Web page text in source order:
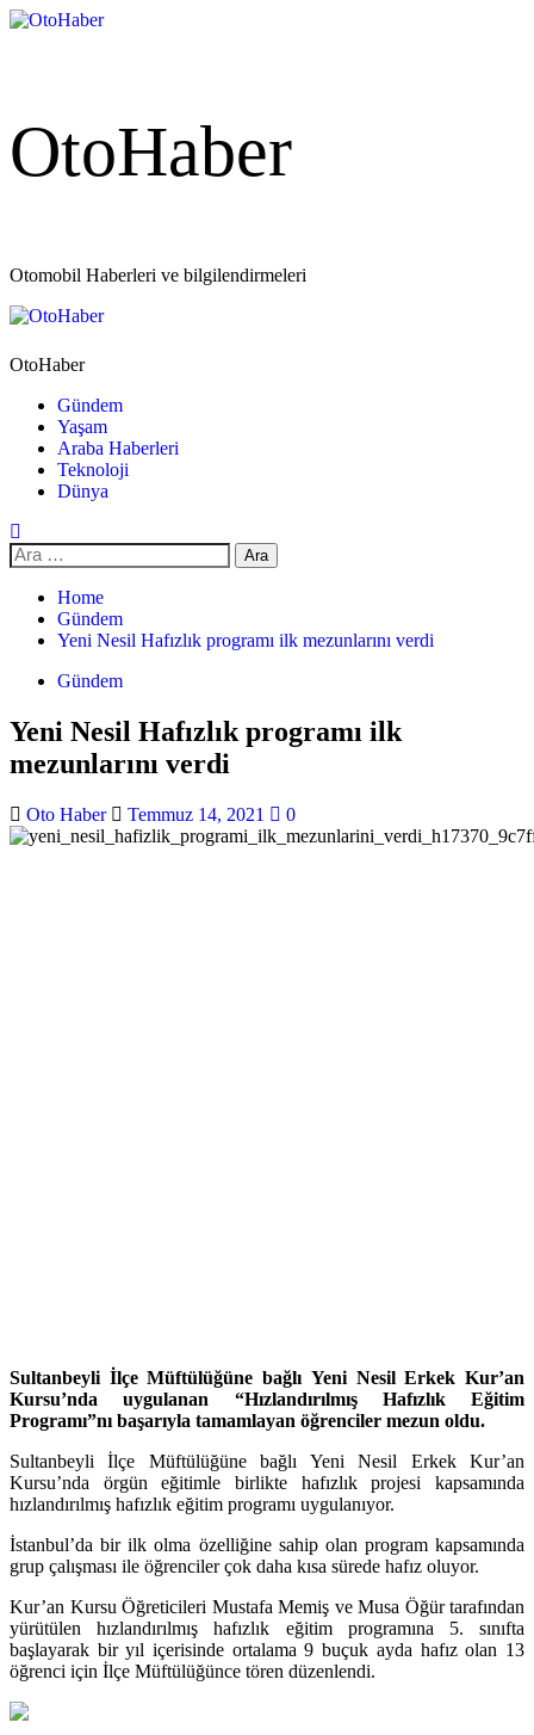
OtoHaber
Otomobil Haberleri ve bilgilendirmeleri
OtoHaber
Gündem
Yaşam
Araba Haberleri
Teknoloji
Dünya
Home
Gündem
Yeni Nesil Hafızlık programı ilk mezunlarını verdi
Gündem
Yeni Nesil Hafızlık programı ilk
mezunlarını verdi
Oto Haber Temmuz 14, 2021 0
Sultanbeyli İlçe Müftülüğüne bağlı Yeni Nesil Erkek Kur’an
Kursu’nda uygulanan “Hızlandırılmış Hafızlık Eğitim
Programı”nı başarıyla tamamlayan öğrenciler mezun oldu.
Sultanbeyli İlçe Müftülüğüne bağlı Yeni Nesil Erkek Kur’an
Kursu’nda örgün eğitimle birlikte hafızlık projesi kapsamında
hızlandırılmış hafızlık eğitim programı uygulanıyor.
İstanbul’da bir ilk olma özelliğine sahip olan program kapsamında
grup çalışması ile öğrenciler çok daha kısa sürede hafız oluyor.
Kur’an Kursu Öğreticileri Mustafa Memiş ve Musa Öğür tarafından
yürütülen hızlandırılmış hafızlık eğitim programına 5. sınıfta
başlayarak bir yıl içerisinde ortalama 9 buçuk ayda hafız olan 13
öğrenci için İlçe Müftülüğünce tören düzenlendi.